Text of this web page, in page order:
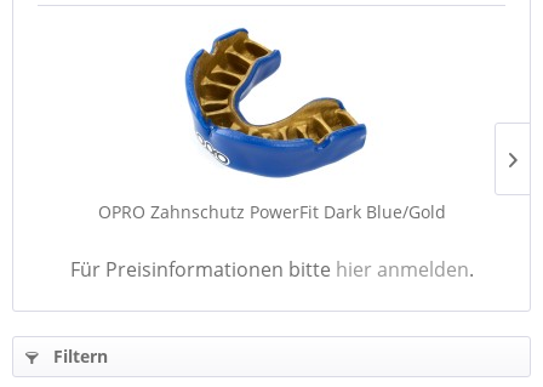
OPRO Zahnschutz PowerFit Dark Blue/Gold
Für Preisinformationen bitte hier anmelden.
Filtern